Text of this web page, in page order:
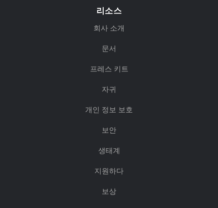
리소스
회사 소개
문서
프레스 키트
자귀
개인 정보 보호
보안
생태계
지원하다
보상